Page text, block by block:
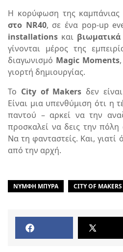
Η κορύφωση της καμπάνιας
στο NR40, σε ένα pop-up
installations και
γίνονται μέρος της
διαγωνισμό Magic Moments
γιορτή δημιουργίας.
Το City of Makers δεν
Είναι μια υπενθύμιση ότι η
παντού – αρκεί να την
προσκαλεί να δεις την πόλη
Να τη φανταστείς. Και, γιατί
από την αρχή.
ΝΎΜΦΗ ΜΠΎΡΑ CITY OF MAKERS